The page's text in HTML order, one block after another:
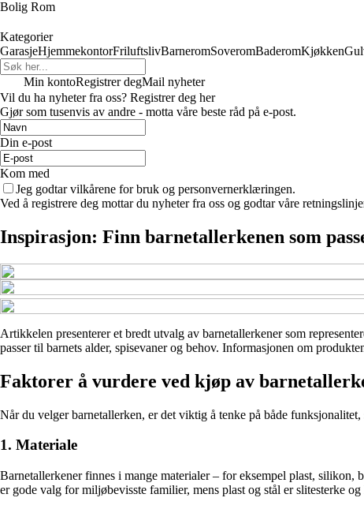
Bolig Rom
Kategorier
GarasjeHjemmekontorFriluftslivBarneromSoveromBaderomKjøkken
Min kontoRegistrer degMail nyheter
Vil du ha nyheter fra oss? Registrer deg her
Gjør som tusenvis av andre - motta våre beste råd på e-post.
Din e-post
Kom med
Jeg godtar vilkårene for bruk og personvernerklæringen.
Ved å registrere deg mottar du nyheter fra oss og godtar våre
Inspirasjon: Finn barnetallerkenen som
Artikkelen presenterer et bredt utvalg av barnetallerkener som
passer til barnets alder, spisevaner og behov. Informasjonen om
Faktorer å vurdere ved kjøp av
Når du velger barnetallerken, er det viktig å tenke på både
1. Materiale
Barnetallerkener finnes i mange materialer – for eksempel plast,
er gode valg for miljøbevisste familier, mens plast og stål er slitesterke og